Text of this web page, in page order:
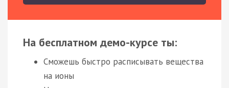
На бесплатном демо-курсе ты:
Сможешь быстро расписывать вещества
на ионы